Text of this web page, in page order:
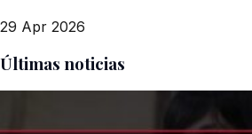
29 Apr 2026
Últimas noticias